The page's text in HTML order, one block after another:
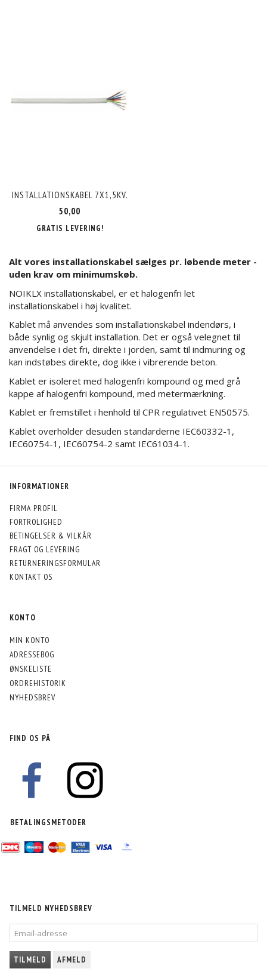
INSTALLATIONSKABEL 7X1,5KV.
50,00
GRATIS LEVERING!
Alt vores installationskabel sælges pr. løbende meter -
uden krav om minimumskøb.
NOIKLX installationskabel, er et halogenfri let
installationskabel i høj kvalitet.
Kablet må anvendes som installationskabel indendørs, i
både synlig og skjult installation. Det er også velegnet til
anvendelse i det fri, direkte i jorden, samt til indmuring og
kan indstøbes direkte, dog ikke i vibrerende beton.
Kablet er isoleret med halogenfri kompound og med grå
kappe af halogenfri kompound, med metermærkning.
Kablet er fremstillet i henhold til CPR regulativet EN50575.
Kablet overholder desuden standarderne IEC60332-1,
IEC60754-1, IEC60754-2 samt IEC61034-1.
INFORMATIONER
FIRMA PROFIL
FORTROLIGHED
BETINGELSER & VILKÅR
FRAGT OG LEVERING
RETURNERINGSFORMULAR
KONTAKT OS
KONTO
MIN KONTO
ADRESSEBOG
ØNSKELISTE
ORDREHISTORIK
NYHEDSBREV
FIND OS PÅ
BETALINGSMETODER
TILMELD NYHEDSBREV
EMAIL-
ADRESSE
TILMELD AFMELD